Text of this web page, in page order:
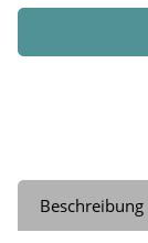
Beschreibung